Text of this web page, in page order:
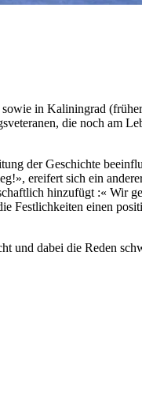
in Kaliningrad
die noch am
der Geschichte
ereifert sich ein
hinzufügt :« Wir
Festlichkeiten einen
und dabei die Reden